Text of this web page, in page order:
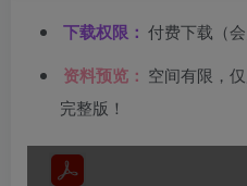
下载权限： 付费下载（会
资料预览： 空间有限，
完整版！